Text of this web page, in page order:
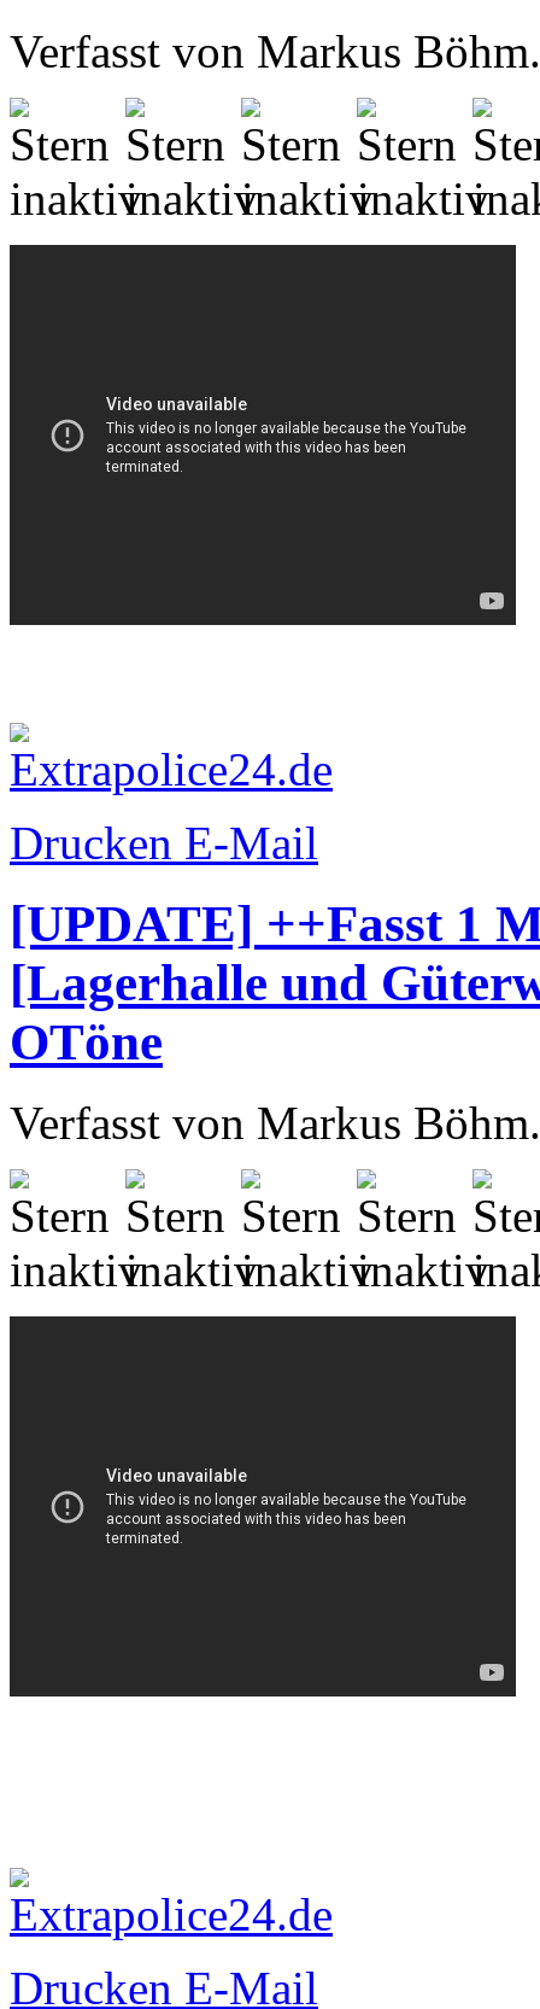
Verfasst von Markus
Drucken E-Mail
[UPDATE] ++Fasst 1
[Lagerhalle und
OTöne
Verfasst von Markus
Drucken E-Mail